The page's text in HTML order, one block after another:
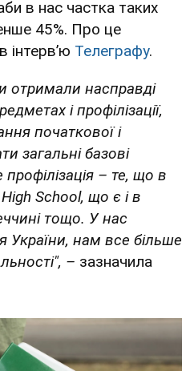
в нас частка таких
45%. Про це
інтервʼю Телеграфу.
отримали насправді
і профілізації,
початкової і
загальні базові
– те, що в
School, що є і в
тощо. У нас
України, нам все більше
– зазначила